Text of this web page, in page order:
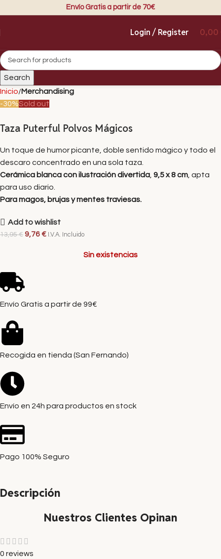
Envío Gratis a partir de 70€
Login / Register 0,00
Search
Inicio Merchandising
-30%Sold out
Taza Puterful Polvos Mágicos
Un toque de humor picante, doble sentido mágico y todo el
descaro concentrado en una sola taza.
Cerámica blanca con ilustración divertida 9,5 x 8 cm , apta
para uso diario.
Para magos, brujas y mentes traviesas.
Add to wishlist
13,95€ 9,76€ I.V.A. Incluido
Sin existencias
Envío Gratis a partir de 99€
Recogida en tienda (San Fernando)
Envío en 24h para productos en stock
Pago 100% Seguro
Descripción
Nuestros Clientes Opinan
0 reviews